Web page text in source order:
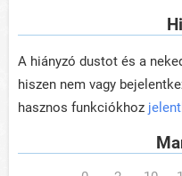
A hiányzó dustot és a
hiszen nem vagy
hasznos funkciókhoz